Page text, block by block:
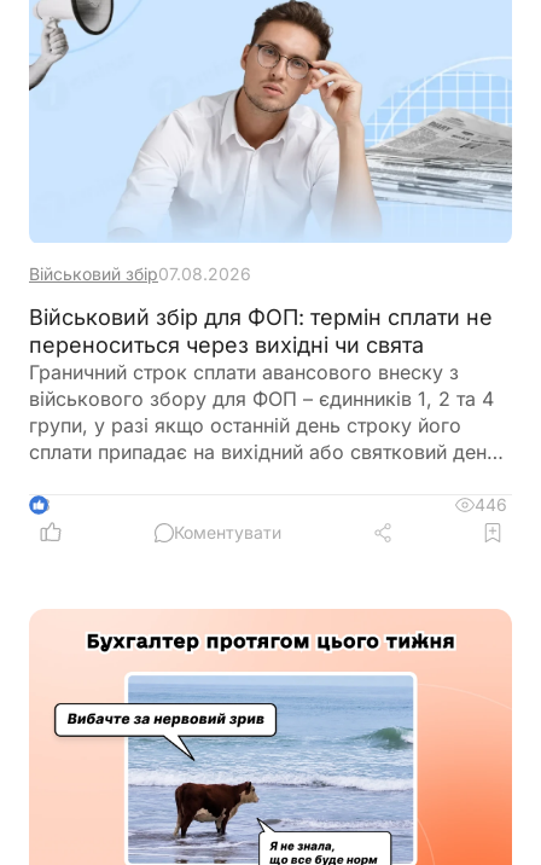
Військовий збір07.08.2026
Військовий збір для ФОП: термін сплати не
переноситься через вихідні чи свята
Граничний строк сплати авансового внеску з
військового збору для ФОП – єдинників 1, 2 та 4
групи, у разі якщо останній день строку його
сплати припадає на вихідний або святковий день,
за вихідним або святковим днем
3
446
Коментувати